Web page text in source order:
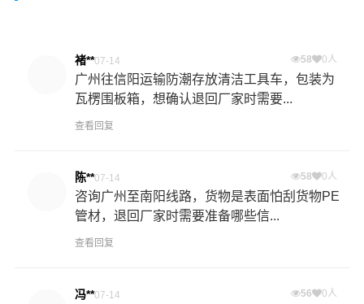
褚**07-14 58 0人
广州往信阳运输防潮存放清洁工具车，包装为
瓦楞围板箱，想确认退回厂家时需要...
查看回复
陈**07-14 58 0人
咨询广州至南阳线路，货物是表面怕刮货物PE
管材，退回厂家时需要准备哪些信...
查看回复
冯**07-14 56 0人